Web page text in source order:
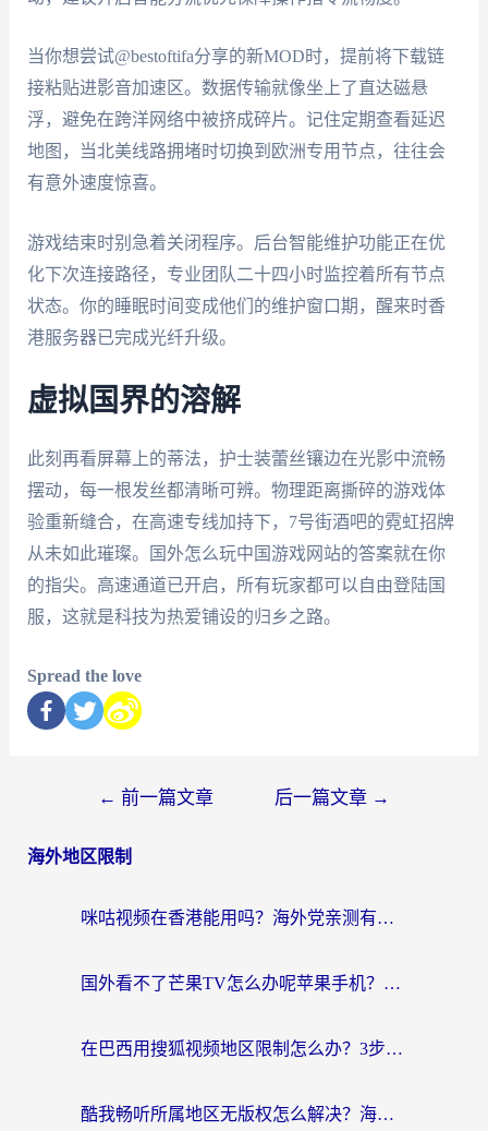
当你想尝试@bestoftifa分享的新MOD时，提前将下载链
接粘贴进影音加速区。数据传输就像坐上了直达磁悬
浮，避免在跨洋网络中被挤成碎片。记住定期查看延迟
地图，当北美线路拥堵时切换到欧洲专用节点，往往会
有意外速度惊喜。
游戏结束时别急着关闭程序。后台智能维护功能正在优
化下次连接路径，专业团队二十四小时监控着所有节点
状态。你的睡眠时间变成他们的维护窗口期，醒来时香
港服务器已完成光纤升级。
虚拟国界的溶解
此刻再看屏幕上的蒂法，护士装蕾丝镶边在光影中流畅
摆动，每一根发丝都清晰可辨。物理距离撕碎的游戏体
验重新缝合，在高速专线加持下，7号街酒吧的霓虹招牌
从未如此璀璨。国外怎么玩中国游戏网站的答案就在你
的指尖。高速通道已开启，所有玩家都可以自由登陆国
服，这就是科技为热爱铺设的归乡之路。
Spread the love
← 前一篇文章 后一篇文章 →
海外地区限制
咪咕视频在香港能用吗？海外党亲测有效的回国加速方案来了
国外看不了芒果TV怎么办呢苹果手机？海外党追剧游戏的全能解决方案
在巴西用搜狐视频地区限制怎么办？3步解决海外看国内剧的烦恼
酷我畅听所属地区无版权怎么解决？海外党必看的回国加速全攻略